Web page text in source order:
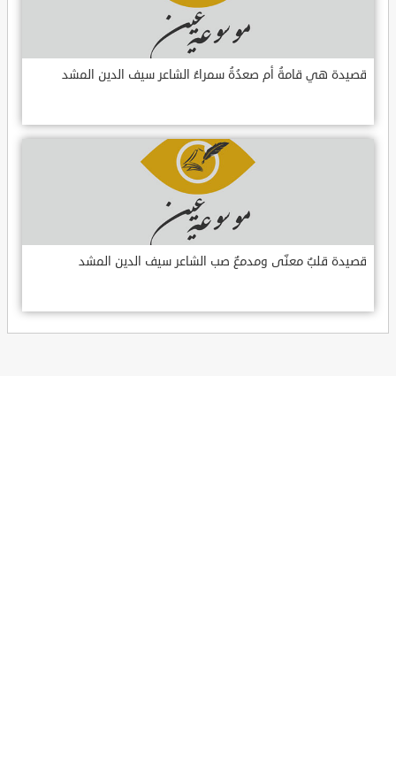
قصيدة هي قامةُ أم صعدُةُ سمراءُ الشاعر سيف الدين المشد
قصيدة قلبٌ معنّى ومدمعٌ صب الشاعر سيف الدين المشد